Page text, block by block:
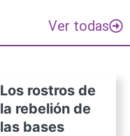
Ver todas
Los rostros de
la rebelión de
las bases